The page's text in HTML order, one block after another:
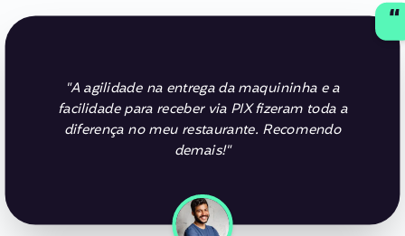
“
"A agilidade na entrega da maquininha e a
facilidade para receber via PIX fizeram toda a
diferença no meu restaurante. Recomendo
demais!"